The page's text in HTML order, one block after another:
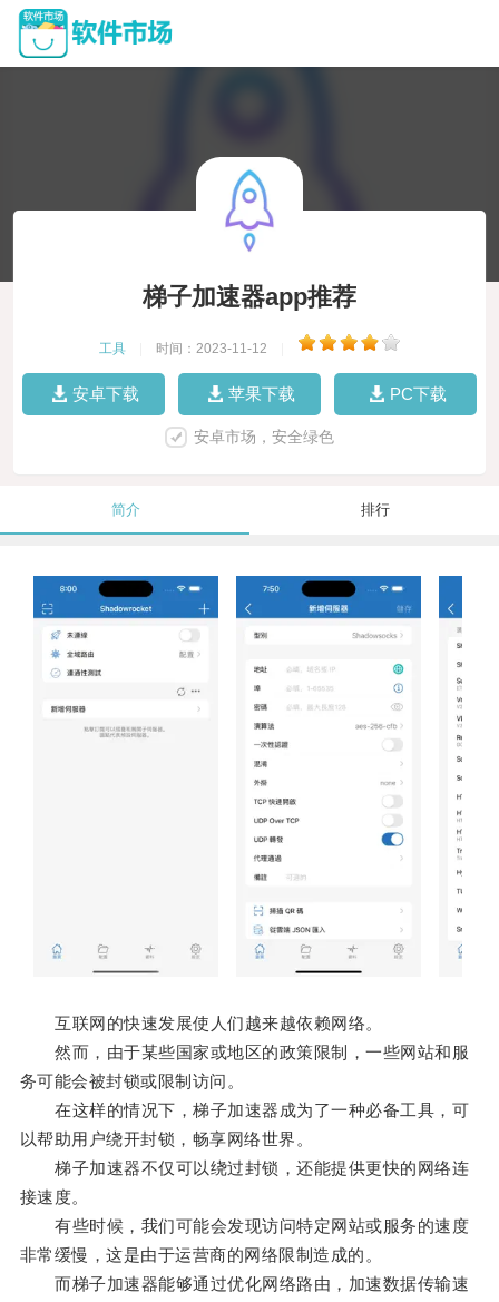
梯子加速器app推荐
工具 时间：2023-11-12
安卓下载 苹果下载 PC下载
安卓市场，安全绿色
简介 排行
互联网的快速发展使人们越来越依赖网络。
然而，由于某些国家或地区的政策限制，一些网站和服
务可能会被封锁或限制访问。
在这样的情况下，梯子加速器成为了一种必备工具，可
以帮助用户绕开封锁，畅享网络世界。
梯子加速器不仅可以绕过封锁，还能提供更快的网络连
接速度。
有些时候，我们可能会发现访问特定网站或服务的速度
非常缓慢，这是由于运营商的网络限制造成的。
而梯子加速器能够通过优化网络路由，加速数据传输速